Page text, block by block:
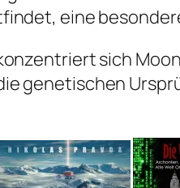
eine
sich
genetischen